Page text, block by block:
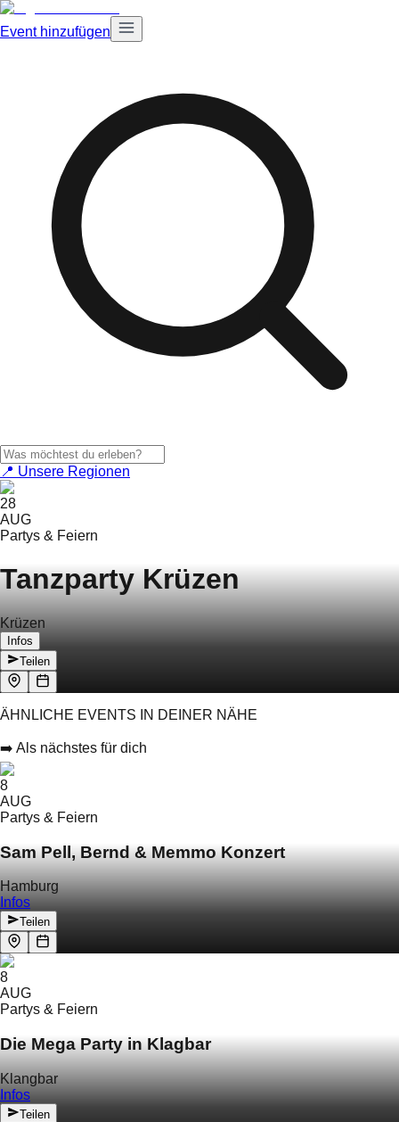
Event hinzufügen
📍 Unsere Regionen
28
AUG
Partys & Feiern
Tanzparty Krüzen
Krüzen
Infos
Teilen
ÄHNLICHE EVENTS IN DEINER NÄHE
➡️ Als nächstes für dich
8
AUG
Partys & Feiern
Sam Pell, Bernd & Memmo Konzert
Hamburg
Infos
Teilen
8
AUG
Partys & Feiern
Die Mega Party in Klagbar
Klangbar
Infos
Teilen